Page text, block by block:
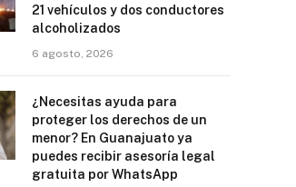
21 vehículos y dos conductores
alcoholizados
6 agosto, 2026
¿Necesitas ayuda para
proteger los derechos de un
menor? En Guanajuato ya
puedes recibir asesoría legal
gratuita por WhatsApp